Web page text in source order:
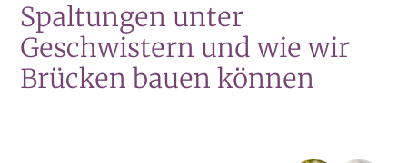
Spaltungen unter
Geschwistern und wie wir
Brücken bauen können